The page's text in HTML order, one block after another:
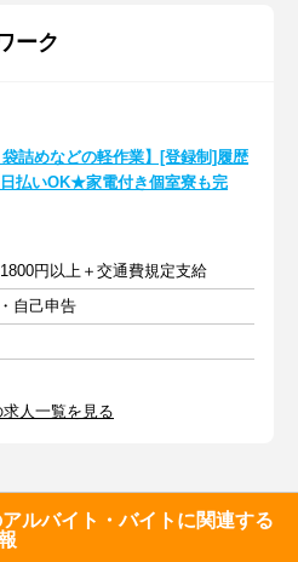
ーク
袋詰めなどの軽作業】[登録制]履歴
払いOK★家電付き個室寮も完
円以上＋交通費規定支給
自己申告
人一覧を見る
ルバイト・バイトに関連する